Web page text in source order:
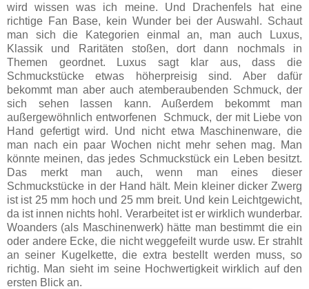
wird wissen was ich meine. Und Drachenfels hat eine
richtige Fan Base, kein Wunder bei der Auswahl. Schaut
man sich die Kategorien einmal an, man auch Luxus,
Klassik und Raritäten stoßen, dort dann nochmals in
Themen geordnet. Luxus sagt klar aus, dass die
Schmuckstücke etwas höherpreisig sind. Aber dafür
bekommt man aber auch atemberaubenden Schmuck, der
sich sehen lassen kann. Außerdem bekommt man
außergewöhnlich entworfenen Schmuck, der mit Liebe von
Hand gefertigt wird. Und nicht etwa Maschinenware, die
man nach ein paar Wochen nicht mehr sehen mag. Man
könnte meinen, das jedes Schmuckstück ein Leben besitzt.
Das merkt man auch, wenn man eines dieser
Schmuckstücke in der Hand hält. Mein kleiner dicker Zwerg
ist ist 25 mm hoch und 25 mm breit. Und kein Leichtgewicht,
da ist innen nichts hohl. Verarbeitet ist er wirklich wunderbar.
Woanders (als Maschinenwerk) hätte man bestimmt die ein
oder andere Ecke, die nicht weggefeilt wurde usw. Er strahlt
an seiner Kugelkette, die extra bestellt werden muss, so
richtig. Man sieht im seine Hochwertigkeit wirklich auf den
ersten Blick an.